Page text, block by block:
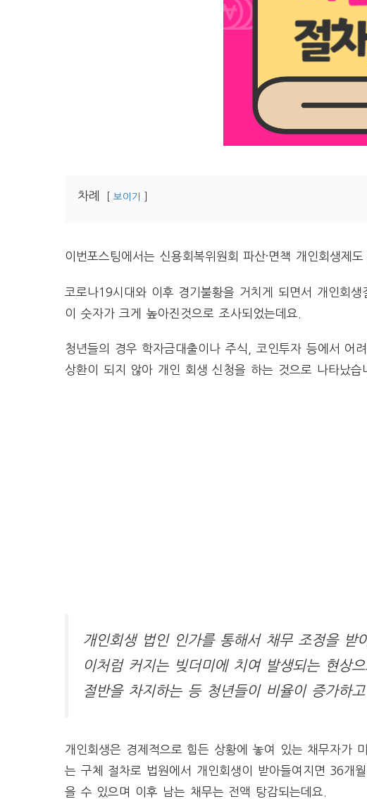
차례 보이기
이번포스팅에서는 신용회복위원회 파산·면책 개인회생제
코로나19시대와 이후 경기불황을 거치게 되면서 개인회
이 숫자가 크게 높아진것으로 조사되었는데요.
청년들의 경우 학자금대출이나 주식, 코인투자 등에서 어
상환이 되지 않아 개인 회생 신청을 하는 것으로 나타났습
개인회생 법인 인가를 통해서 채무 조정을
이처럼 커지는 빚더미에 치여 발생되는 현상
절반을 차지하는 등 청년들이 비율이 증가하고
개인회생은 경제적으로 힘든 상황에 놓여 있는 채무자가
는 구체 절차로 법원에서 개인회생이 받아들여지면 36개
을 수 있으며 이후 남는 채무는 전액 탕감되는데요.